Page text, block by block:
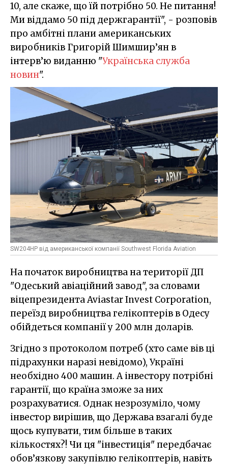
10, але скаже, що їй потрібно 50. Не питання!
Ми віддамо 50 під держгарантії", - розповів
про амбітні плани американських
виробників Григорій Шимшир’ян в
інтерв’ю виданню "Українська служба
новин".
SW204HP від американської компанії Southwest Florida Aviation
На початок виробництва на території ДП
"Одеський авіаційний завод", за словами
віцепрезидента Aviastar Invest Corporation,
переїзд виробництва гелікоптерів в Одесу
обійдеться компанії у 200 млн доларів.
Згідно з протоколом потреб (хто саме вів ці
підрахунки наразі невідомо), Україні
необхідно 400 машин. А інвестору потрібні
гарантії, що країна зможе за них
розрахуватися. Однак незрозуміло, чому
інвестор вирішив, що Держава взагалі буде
щось купувати, тим більше в таких
кількостях?! Чи ця "інвестиція" передбачає
обов’язкову закупівлю гелікоптерів, навіть